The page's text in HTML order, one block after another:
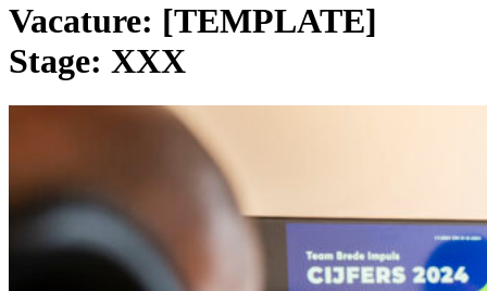
Vacature: [TEMPLATE]
Stage: XXX